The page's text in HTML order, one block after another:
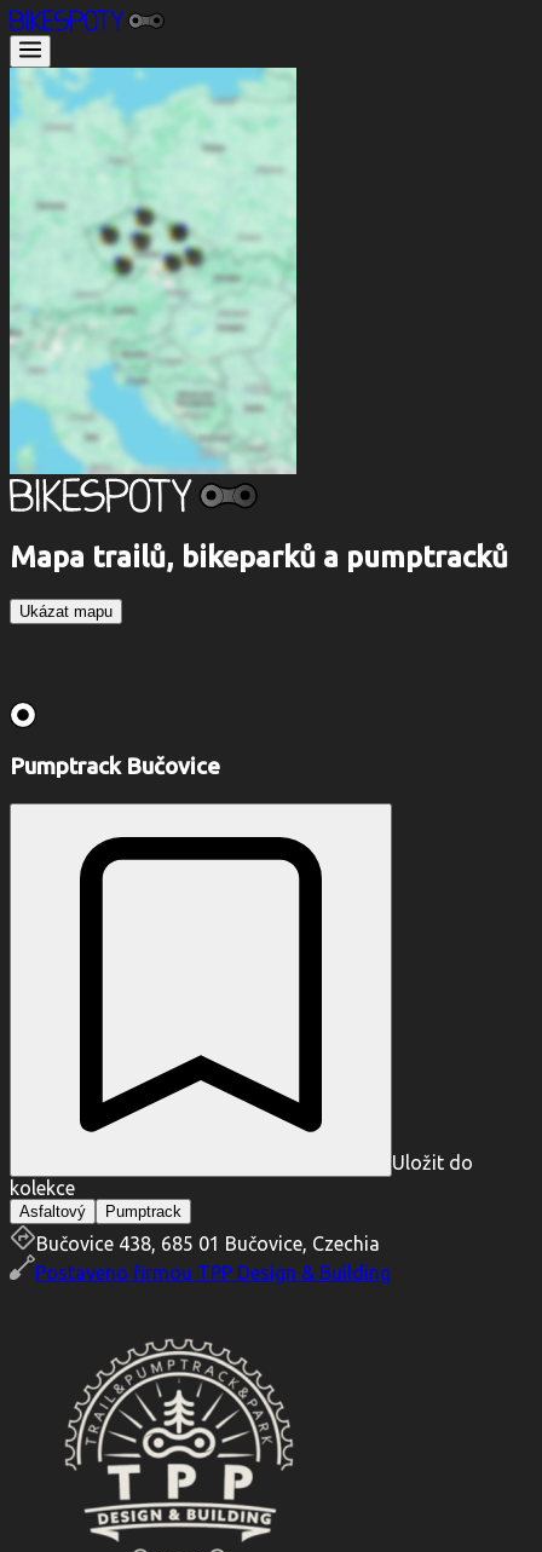
Mapa trailů, bikeparků a pumptracků
Ukázat mapu
Pumptrack Bučovice
Uložit do
kolekce
Asfaltový Pumptrack
Bučovice 438, 685 01 Bučovice, Czechia
Postaveno firmou TPP Design & Building